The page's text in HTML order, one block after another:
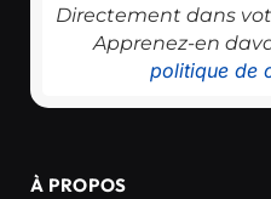
Directement dans
Apprenez-en
politique de
À PROPOS